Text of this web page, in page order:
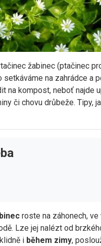
žabinec (ptačinec
na zahrádce a
na kompost, neboť najde
či chovu drůbeže. Tipy,
roste na záhonech,
Lze jej nalézt od
i během zimy,